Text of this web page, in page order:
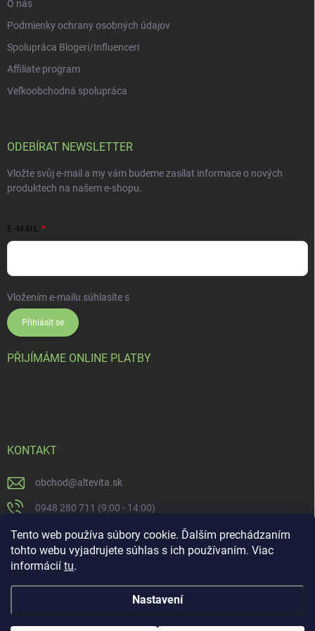
Tento web používa súbory cookie. Ďalším prechádzaním
tohto webu vyjadrujete súhlas s ich používaním. Viac
informácií tu.
Nastavení
O nás
Podmienky ochrany osobných údajov
Spolupráca Blogeri/Influenceri
Affiliate program
Veľkoobchodná spolupráca
ODEBÍRAT NEWSLETTER
Vložte svůj e-mail a my vám budeme zasílat informace o nových
produktech na našem e-shopu.
E-MAIL
Vložením e-mailu súhlasíte s
Přihlásit se
PŘIJÍMÁME ONLINE PLATBY
KONTAKT
obchod@altevita.sk
0948 280 711 (9:00 - 14:00)
Altevita.sk
altevita
Copyright 2026Altevita.sk - life - health - beauty. Všechna práva vyhrazena.